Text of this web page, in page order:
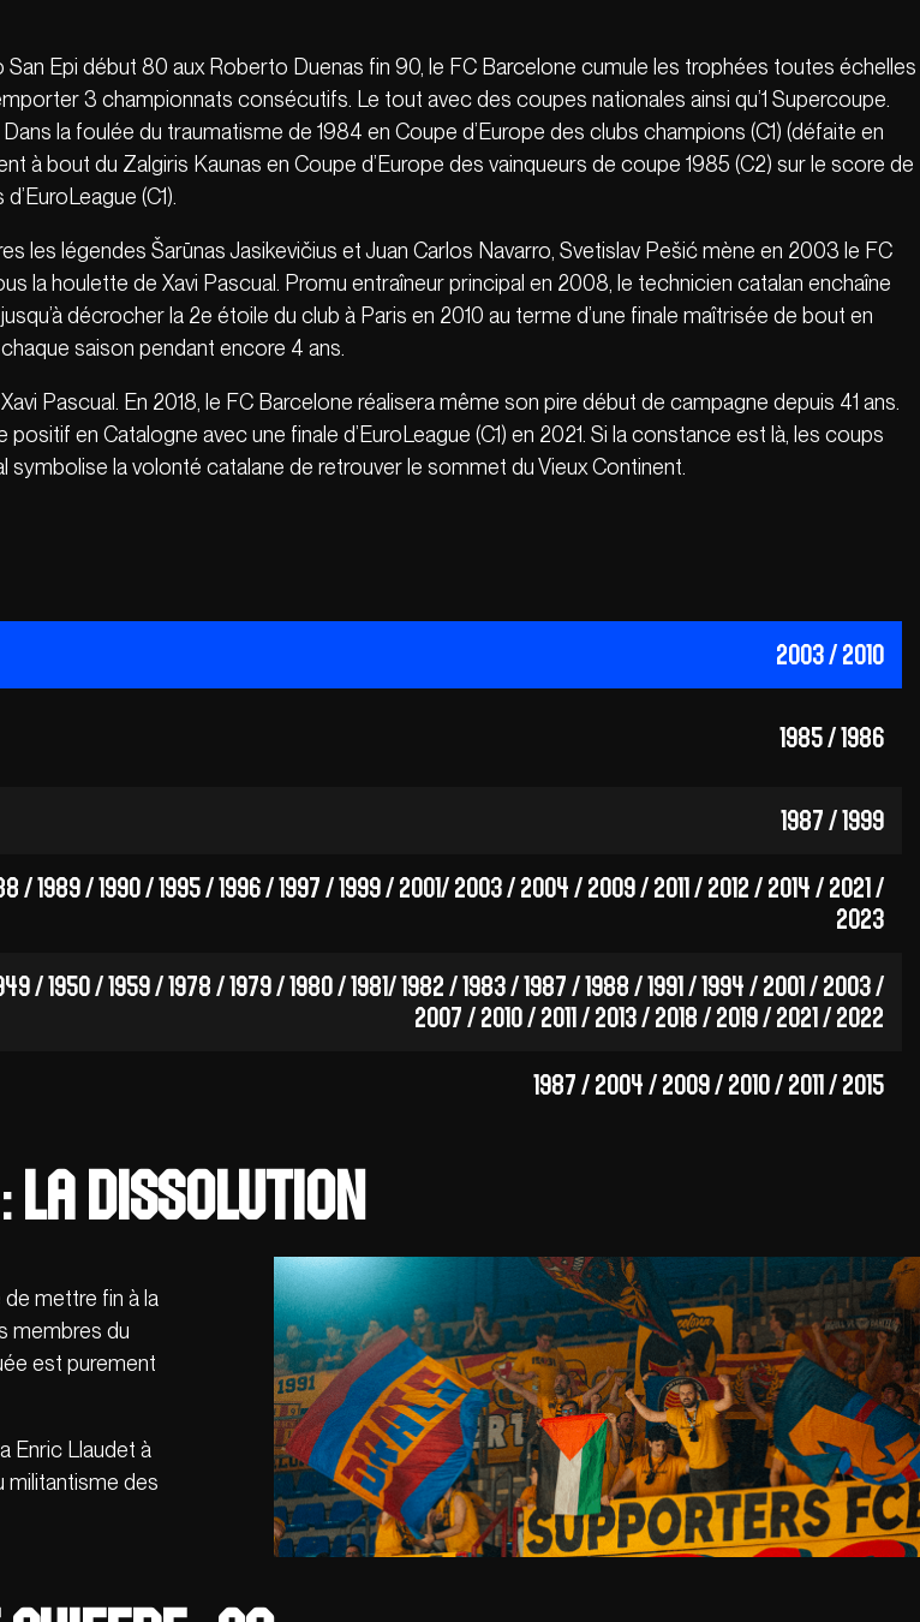
Epi début 80 aux Roberto Duenas fin 90, le FC Barcelone cumule les trophées toutes échelles
3 championnats consécutifs. Le tout avec des coupes nationales ainsi qu’1 Supercoupe.
la foulée du traumatisme de 1984 en Coupe d’Europe des clubs champions (C1) (défaite en
à bout du Zalgiris Kaunas en Coupe d’Europe des vainqueurs de coupe 1985 (C2) sur le score de
(C1).
les légendes Šarūnas Jasikevičius et Juan Carlos Navarro, Svetislav Pešić mène en 2003 le FC
la houlette de Xavi Pascual. Promu entraîneur principal en 2008, le technicien catalan enchaîne
décrocher la 2e étoile du club à Paris en 2010 au terme d’une finale maîtrisée de bout en
saison pendant encore 4 ans.
Pascual. En 2018, le FC Barcelone réalisera même son pire début de campagne depuis 41 ans.
en Catalogne avec une finale d’EuroLeague (C1) en 2021. Si la constance est là, les coups
la volonté catalane de retrouver le sommet du Vieux Continent.
2003 / 2010
1985 / 1986
1987 / 1999
/ 1989 / 1990 / 1995 / 1996 / 1997 / 1999 / 2001/ 2003 / 2004 / 2009 / 2011 / 2012 / 2014 / 2021 /
2023
/ 1950 / 1959 / 1978 / 1979 / 1980 / 1981/ 1982 / 1983 / 1987 / 1988 / 1991 / 1994 / 2001 / 2003 /
2007 / 2010 / 2011 / 2013 / 2018 / 2019 / 2021 / 2022
1987 / 2004 / 2009 / 2010 / 2011 / 2015
La dissolution
de mettre fin à la
membres du
est purement
Enric Llaudet à
militantisme des